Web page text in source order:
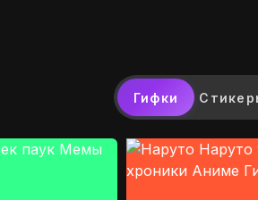
Гифки